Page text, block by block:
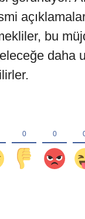
bu
daha